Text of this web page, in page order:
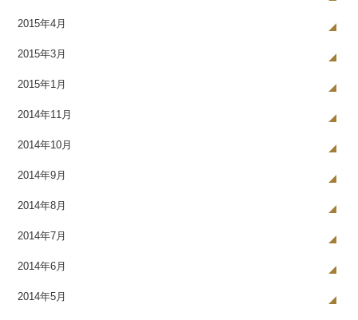
2015年4月
2015年3月
2015年1月
2014年11月
2014年10月
2014年9月
2014年8月
2014年7月
2014年6月
2014年5月